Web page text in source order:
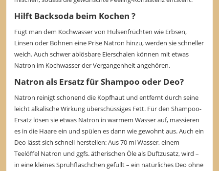
Hilft Backsoda beim Kochen ?
Fügt man dem Kochwasser von Hülsenfrüchten wie Erbsen,
Linsen oder Bohnen eine Prise Natron hinzu, werden sie schneller
weich. Auch schwer ablösbare Eierschalen können mit etwas
Natron im Kochwasser der Vergangenheit angehören.
Natron als Ersatz für Shampoo oder Deo?
Natron reinigt schonend die Kopfhaut und entfernt durch seine
leicht alkalische Wirkung überschüssiges Fett. Für den Shampoo-
Ersatz lösen sie etwas Natron in warmem Wasser auf, massieren
es in die Haare ein und spülen es dann wie gewohnt aus. Auch ein
Deo lässt sich schnell herstellen: Aus 70 ml Wasser, einem
Teelöffel Natron und ggfs. ätherischen Öle als Duftzusatz, wird –
in eine kleines Sprühfläschchen gefüllt – ein natürliches Deo ohne